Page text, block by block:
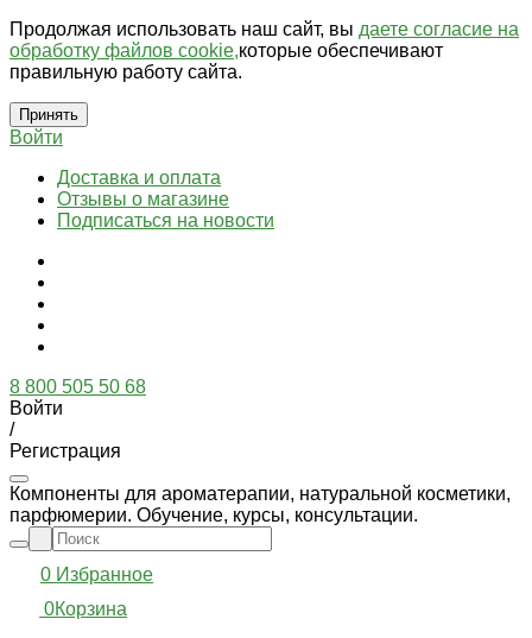
Продолжая использовать наш сайт, вы даете согласие на
обработку файлов cookie,которые обеспечивают
правильную работу сайта.
Принять
Войти
Доставка и оплата
Отзывы о магазине
Подписаться на новости
8 800 505 50 68
Войти
/
Регистрация
Компоненты для ароматерапии, натуральной косметики,
парфюмерии. Обучение, курсы, консультации.
0 Избранное
0Корзина